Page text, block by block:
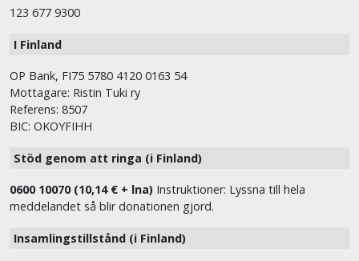
123 677 9300
I Finland
OP Bank, FI75 5780 4120 0163 54
Mottagare: Ristin Tuki ry
Referens: 8507
BIC: OKOYFIHH
Stöd genom att ringa (i Finland)
0600 10070 (10,14 € + lna) Instruktioner: Lyssna till hela
meddelandet så blir donationen gjord.
Insamlingstillstånd (i Finland)